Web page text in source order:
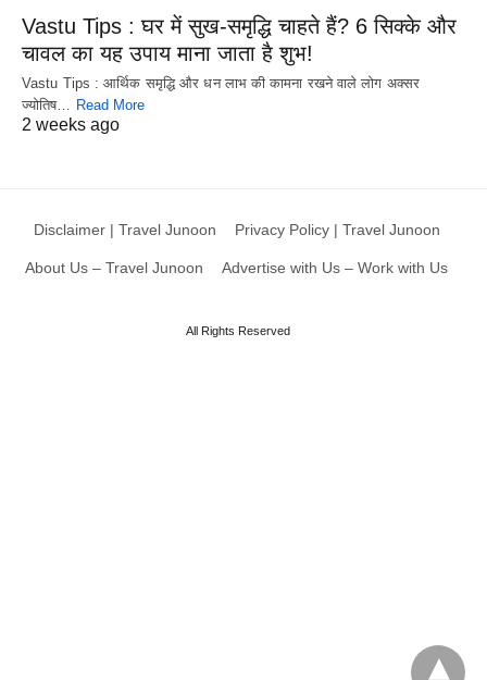
Vastu Tips : घर में सुख-समृद्धि चाहते हैं? 6 सिक्के और
चावल का यह उपाय माना जाता है शुभ!
Vastu Tips : आर्थिक समृद्धि और धन लाभ की कामना रखने वाले लोग अक्सर
ज्योतिष… Read More
2 weeks ago
Disclaimer | Travel Junoon Privacy Policy | Travel Junoon
About Us – Travel Junoon Advertise with Us – Work with Us
All Rights Reserved